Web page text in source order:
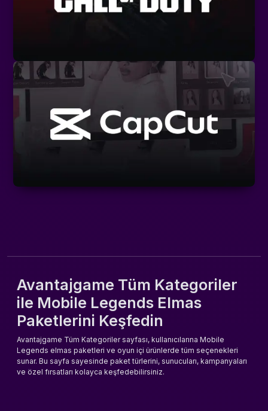
Avantajgame Tüm Kategoriler
ile Mobile Legends Elmas
Paketlerini Keşfedin
Avantajgame Tüm Kategoriler sayfası, kullanıcılarına Mobile
Legends elmas paketleri ve oyun içi ürünlerde tüm seçenekleri
sunar. Bu sayfa sayesinde paket türlerini, sunucuları, kampanyaları
ve özel fırsatları kolayca keşfedebilirsiniz.